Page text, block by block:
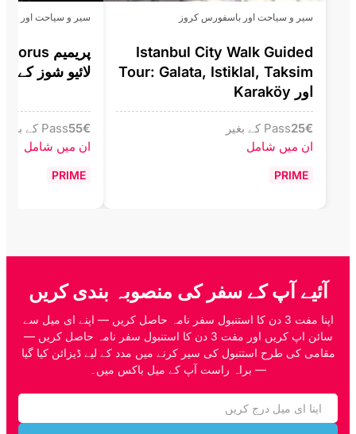
سیر و سیاحت اور باسفورس کروز
Istanbul City Walk Guided
Tour: Galata, Istiklal, Taksim
اور Karaköy
€
25Pass کے بغیر
ان میں شامل
PRIME
سیر و سیاحت اور
لائیو شوز کے
€
55Pass کے بغیر
ان میں شامل
PRIME
آئیے آپ کے سفر کی منصوبہ بندی کریں
اپنا مفت 3 دن کا استنبول سفر نامہ حاصل کریں — اپنے ای میل سے
سائن اپ کریں اور مفت 3 دن کا استنبول سفر نامہ حاصل کریں —
مقامی کی طرح استنبول کی سیر کرنے میں مدد کے لیے ڈیزائن کیا گیا
— براہ راست آپ کے میل باکس میں۔